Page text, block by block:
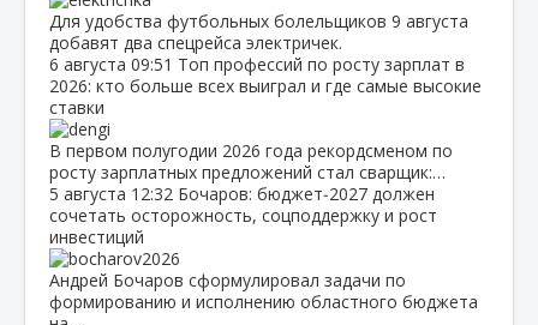
Для удобства футбольных болельщиков 9 августа
добавят два спецрейса электричек.
6 августа 09:51 Топ профессий по росту зарплат в
2026: кто больше всех выиграл и где самые высокие
ставки
В первом полугодии 2026 года рекордсменом по
росту зарплатных предложений стал сварщик:…
5 августа 12:32 Бочаров: бюджет‑2027 должен
сочетать осторожность, соцподдержку и рост
инвестиций
Андрей Бочаров сформулировал задачи по
формированию и исполнению областного бюджета